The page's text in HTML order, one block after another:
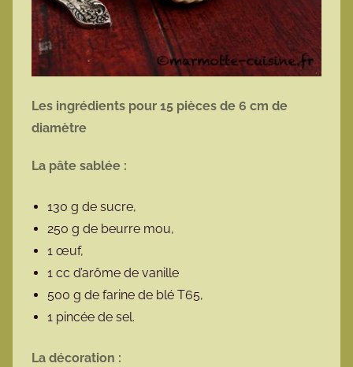
Les ingrédients pour 15 pièces de 6 cm de
diamètre
La pâte sablée :
130 g de sucre,
250 g de beurre mou,
1 œuf,
1 cc d’arôme de vanille
500 g de farine de blé T65,
1 pincée de sel.
La décoration :